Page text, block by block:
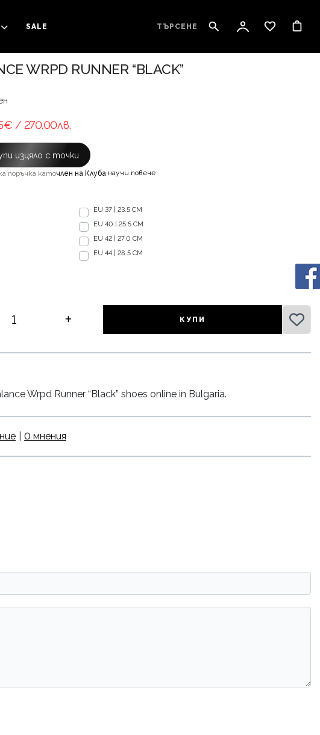
ТЪРСЕНЕ
SALE
WRPD RUNNER “BLACK”
/ 270.00лв.
изцяло с точки
поръчка каточлен на Клуба·научи повече
EU 37 | 23.5 CM
EU 40 | 25.5 CM
EU 42 | 27.0 CM
EU 44 | 28.5 CM
КУПИ
Wrpd Runner “Black” shoes online in Bulgaria.
0 мнения